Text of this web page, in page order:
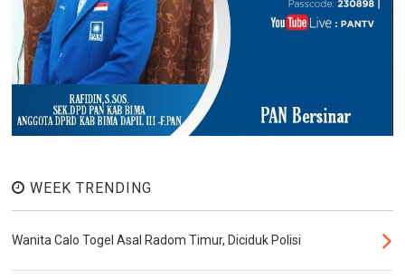
WEEK TRENDING
Wanita Calo Togel Asal Radom Timur, Diciduk Polisi